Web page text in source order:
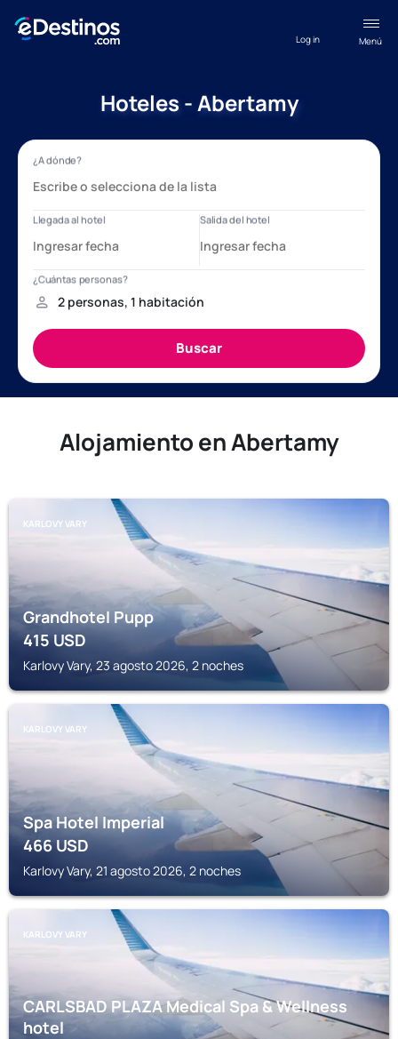
Menú
Log in
Hoteles - Abertamy
Alojamiento en Abertamy
KARLOVY VARY
Grandhotel Pupp
415USD
Karlovy Vary, 23 agosto 2026, 2 noches
KARLOVY VARY
Spa Hotel Imperial
466USD
Karlovy Vary, 21 agosto 2026, 2 noches
KARLOVY VARY
CARLSBAD PLAZA Medical Spa & Wellness
hotel